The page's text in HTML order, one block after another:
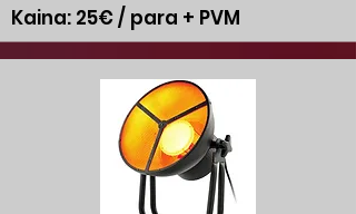
Kaina: 25€ / para + PVM